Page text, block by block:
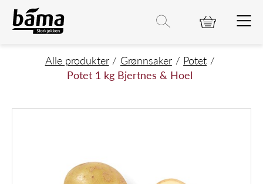
Potet 1 kg Bjertnes & Hoel
Hovedinnhold
Hovedmeny
Hovedmeny
Alle produkter Grønnsaker
Potet
Potet 1 kg Bjertnes & Hoel